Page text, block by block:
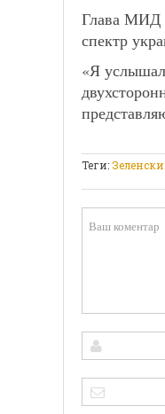
Глава МИД
спектр
«Я
Теги: